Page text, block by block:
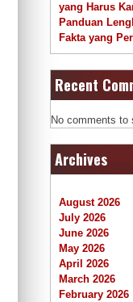
yang Harus
Panduan
Fakta yang
Recent
No comments to
Archives
August 2026
July 2026
June 2026
May 2026
April 2026
March 2026
February 2026